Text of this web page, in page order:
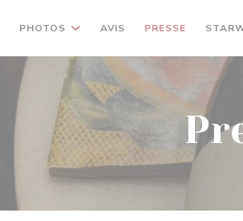
PHOTOS AVIS PRESSE